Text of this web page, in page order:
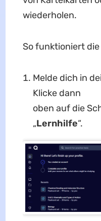
wiederholen.
So funktioniert
Melde dich in
Klicke dann
oben auf die
„Lernhilfe“.